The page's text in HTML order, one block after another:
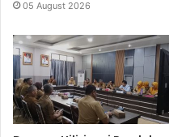
05 August 2026